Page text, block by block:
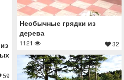
Необычные грядки из
дерева
1121 32
59